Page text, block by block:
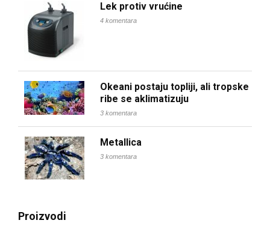
Lek protiv vrućine
4 komentara
Okeani postaju topliji, ali tropske
ribe se aklimatizuju
3 komentara
Metallica
3 komentara
Proizvodi